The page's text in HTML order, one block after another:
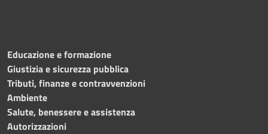
Educazione e formazione
Giustizia e sicurezza pubblica
Tributi, finanze e contravvenzioni
Ambiente
Salute, benessere e assistenza
Autorizzazioni